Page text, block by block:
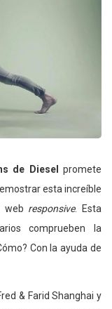
de Diesel
promete
esta increíble
web responsive. Esta
comprueben la
Con la ayuda de
& Farid Shanghai y